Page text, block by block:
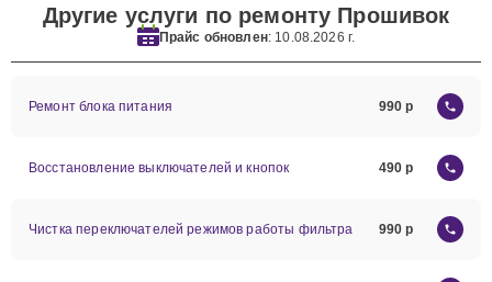
Другие услуги по ремонту Прошивок
Прайс обновлен: 10.08.2026 г.
Ремонт блока питания 990
Восстановление выключателей и кнопок 490
Чистка переключателей режимов работы фильтра 990